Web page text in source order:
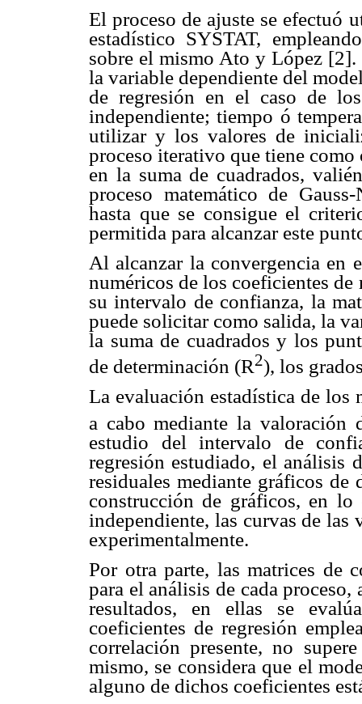
El proceso de ajuste se efectuó
estadístico SYSTAT,
sobre el mismo Ato y López
la variable dependiente del
de regresión en el caso de
independiente; tiempo ó
utilizar y los valores de
proceso iterativo que tiene
en la suma de cuadrados,
proceso matemático de
hasta que se consigue el
permitida para alcanzar este
Al alcanzar la convergencia en
numéricos de los coeficientes
su intervalo de confianza, la
puede solicitar como salida, la
la suma de cuadrados y los
de determinación (R2), los
La evaluación estadística de los
a cabo mediante la valoración
estudio del intervalo de
regresión estudiado, el análisis
residuales mediante gráficos
construcción de gráficos, en lo
independiente, las curvas de las
experimentalmente.
Por otra parte, las matrices de
para el análisis de cada
resultados, en ellas se
coeficientes de regresión
correlación presente, no
mismo, se considera que el
alguno de dichos coeficientes